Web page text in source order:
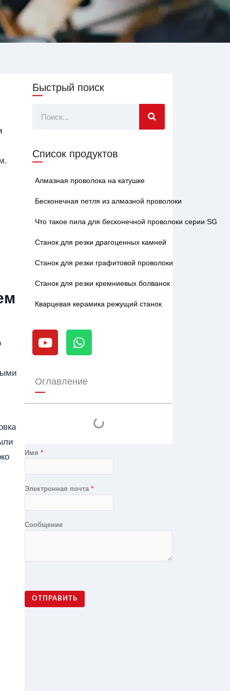
Быстрый поиск
Поиск
Список продуктов
Алмазная проволока на катушке
Бесконечная петля из алмазной проволоки
Что такое пила для бесконечной проволоки серии SG
Станок для резки драгоценных камней
Станок для резки графитовой проволоки
Станок для резки кремниевых болванок
Кварцевая керамика режущий станок
Y
o
u
u
b
e
W
h
a
s
p
Оглавление
Имя*
Электронная почта*
Сообщение
ОТПРАВИТЬ